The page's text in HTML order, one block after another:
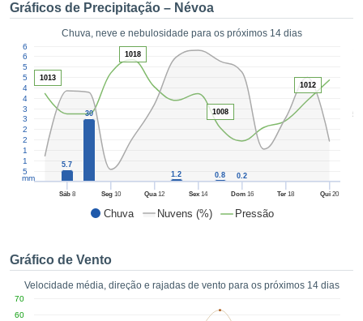
para
fornecer-
de alta
sem
custo.
botão
ao
o
no
como
um perfil
ACEITAR
CONTINUAR
CONFIGURAÇÕES
Gráficos de Precipitação – Névoa
Chuva, neve e nebulosidade para os próximos 14 dias
Chuva Nuvens (%) Pressão
50
Sáb8 Seg10 Qua12 Sex 14 Dom16 Ter 18 Qui 20
45
mm
5.7
30
1.2 0.8 0.2
1013
1018
1008
1012
Gráfico de Vento
Velocidade média, direção e rajadas de vento para os próximos 14 dias
60
70